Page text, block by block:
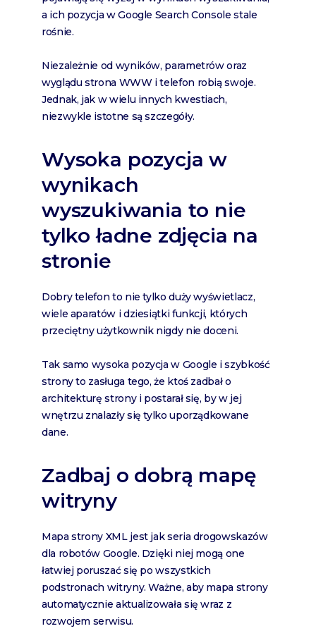
a ich pozycja w Google Search Console stale
rośnie.
Niezależnie od wyników, parametrów oraz
wyglądu strona WWW i telefon robią swoje.
Jednak, jak w wielu innych kwestiach,
niezwykle istotne są szczegóły.
Wysoka pozycja w
wynikach
wyszukiwania to nie
tylko ładne zdjęcia na
stronie
Dobry telefon to nie tylko duży wyświetlacz,
wiele aparatów i dziesiątki funkcji, których
przeciętny użytkownik nigdy nie doceni.
Tak samo wysoka pozycja w Google i szybkość
strony to zasługa tego, że ktoś zadbał o
architekturę strony i postarał się, by w jej
wnętrzu znalazły się tylko uporządkowane
dane.
Zadbaj o dobrą mapę
witryny
Mapa strony XML jest jak seria drogowskazów
dla robotów Google. Dzięki niej mogą one
łatwiej poruszać się po wszystkich
podstronach witryny. Ważne, aby mapa strony
automatycznie aktualizowała się wraz z
rozwojem serwisu.